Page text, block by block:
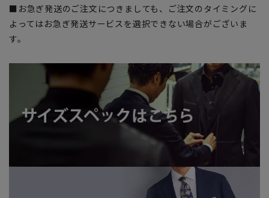
■お急ぎ発送のご注文につきましても、ご注文のタイミングに
よってはお急ぎ発送サービスを選択できない場合がございま
す。